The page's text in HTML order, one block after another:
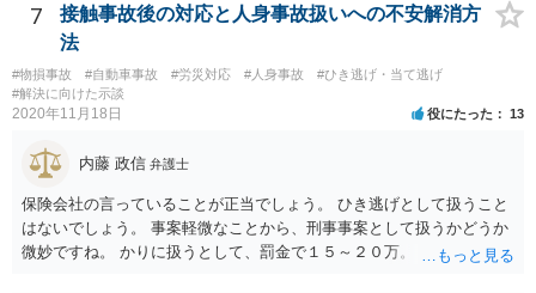
7
接触事故後の対応と人身事故扱いへの不安解消方
法
#物損事故 #自動車事故 #労災対応 #人身事故
#ひき逃げ・当て逃げ
#解決に向けた示談
2020年11月18日 役にたった 13
内藤 政信 弁護士
保険会社の言っていることが正当でしょう。 ひき逃げとして扱うこと
はないでしょう。 事案軽微なことから、刑事事案として扱うかどうか
微妙ですね。 かりに扱うとして、罰金で１５～２０万。 行政処分は、